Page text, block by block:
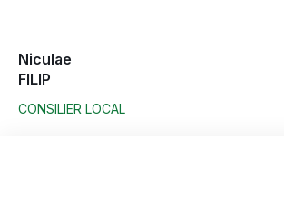
Niculae
FILIP
CONSILIER LOCAL